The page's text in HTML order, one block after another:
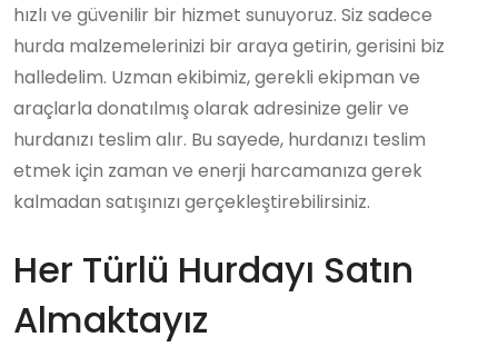
hızlı ve güvenilir bir hizmet sunuyoruz. Siz sadece
hurda malzemelerinizi bir araya getirin, gerisini biz
halledelim. Uzman ekibimiz, gerekli ekipman ve
araçlarla donatılmış olarak adresinize gelir ve
hurdanızı teslim alır. Bu sayede, hurdanızı teslim
etmek için zaman ve enerji harcamanıza gerek
kalmadan satışınızı gerçekleştirebilirsiniz.
Her Türlü Hurdayı Satın
Almaktayız